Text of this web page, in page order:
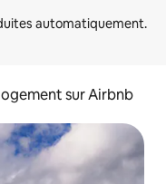
sur Airbnb